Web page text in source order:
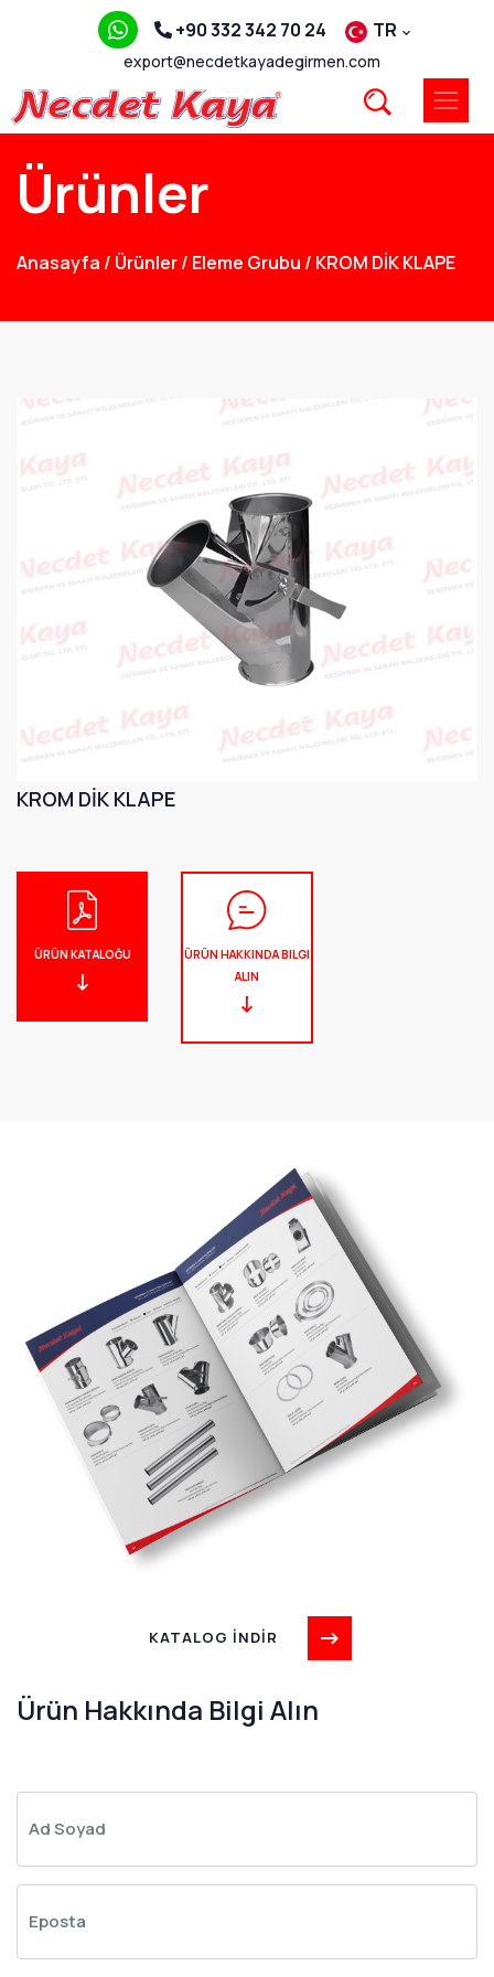
export@necdetkayadegirmen.com
+90 332 342 70 24 TR
Ürünler
Anasayfa / Ürünler/ Eleme Grubu / KROM DİK KLAPE
KROM DİK KLAPE
ÜRÜN KATALOĞU
ÜRÜN HAKKINDA BILGI
ALIN
KATALOG İNDİR
Ürün Hakkında Bilgi Alın